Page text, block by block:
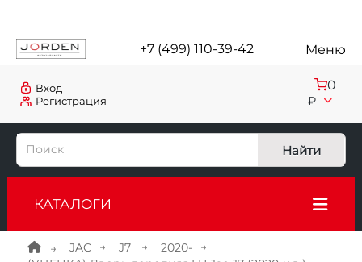
+7 (499) 110-39-42 Меню
Регистрация
Вход 0
₽
Найти
КАТАЛОГИ
JAC J7
2020-